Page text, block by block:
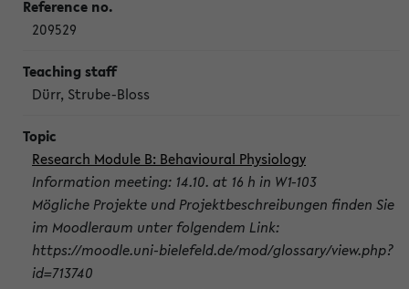
209529
Dürr, Strube-Bloss
Research Module B: Behavioural Physiology
Information meeting: 14.10. at 16 h in W1-103
Mögliche Projekte und Projektbeschreibungen finden Sie
im Moodleraum unter folgendem Link:
https://moodle.uni-bielefeld.de/mod/glossary/view.php?
id=713740